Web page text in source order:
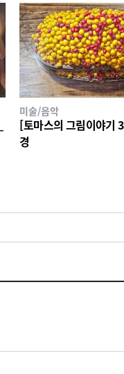
미술/음악
[토마스의 그림이야기
경